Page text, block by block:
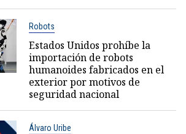
Robots
Estados Unidos prohíbe la
importación de robots
humanoides fabricados en el
exterior por motivos de
seguridad nacional
Álvaro Uribe